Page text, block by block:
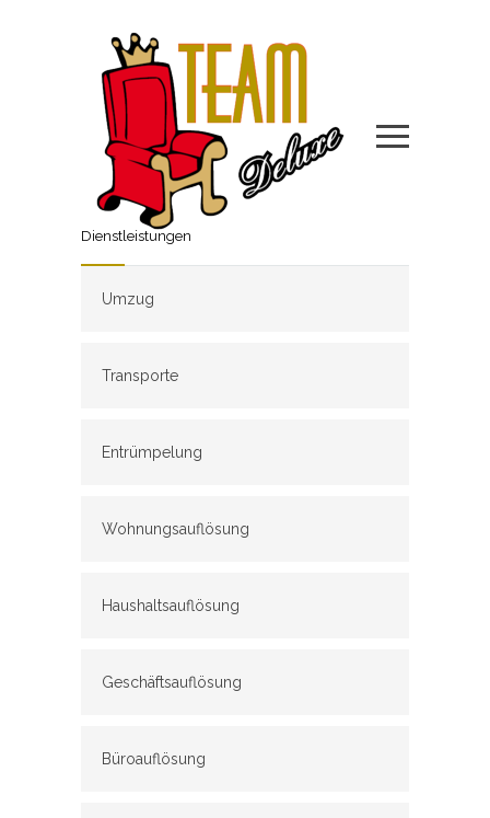
Dienstleistungen
Umzug
Transporte
Entrümpelung
Wohnungsauflösung
Haushaltsauflösung
Geschäftsauflösung
Büroauflösung